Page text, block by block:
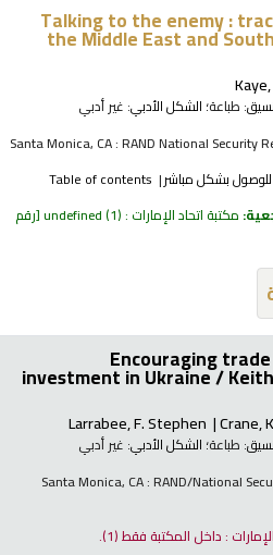
Talking to the enemy :
the Middle East and
طباعة؛ الشكل الأدبي: غير أدبي
Santa Monica, CA : RAND National Security
بشكل مباشر Table of contents
مكتبة اتحاد الإمارات : undefined(1) رقم
Encouraging
investment in Ukraine /
Crane,
Larrabee, F. Stephen
طباعة؛ الشكل الأدبي: غير أدبي
Santa Monica, CA : RAND/National
: داخل المكتبة فقط(1).